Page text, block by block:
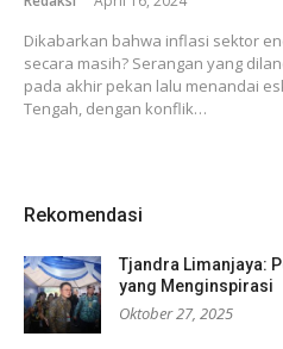
Dikabarkan bahwa inflasi sektor
secara masih? Serangan yang
pada akhir pekan lalu menandai
Tengah, dengan konflik…
Rekomendasi
Tjandra Limanjaya:
yang Menginspirasi
Oktober 27, 2025